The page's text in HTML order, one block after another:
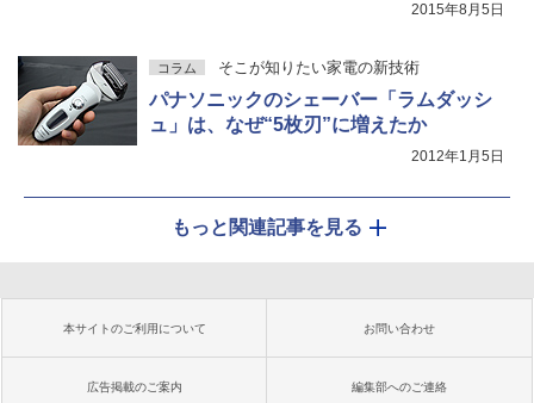
2015年8月5日
コラム そこが知りたい家電の新技術
パナソニックのシェーバー「ラムダッシ
ュ」は、なぜ“5枚刃”に増えたか
2012年1月5日
もっと関連記事を見る
本サイトのご利用について お問い合わせ
広告掲載のご案内 編集部へのご連絡